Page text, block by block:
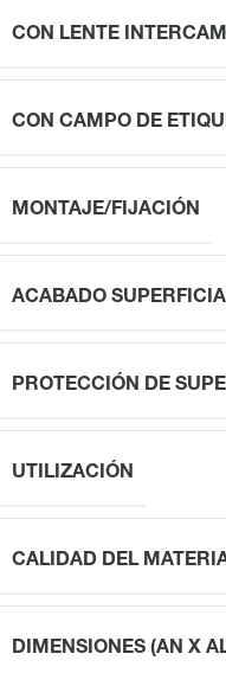
CON LENTE
CON CAMPO DE
MONTAJE/FIJACIÓN
ACABADO
PROTECCIÓN DE
UTILIZACIÓN
CALIDAD DEL
DIMENSIONES (AN X